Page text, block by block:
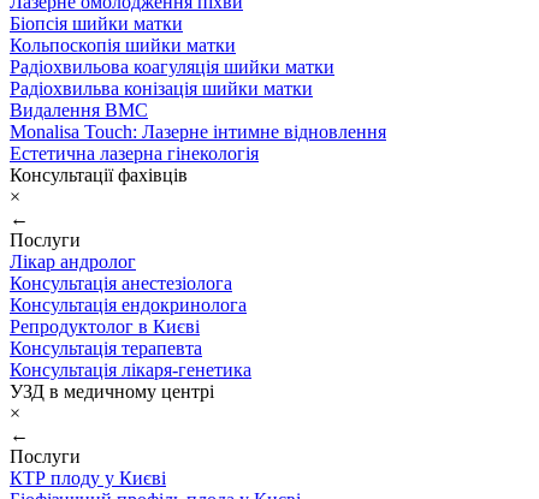
Біопсія шийки матки
Кольпоскопія шийки матки
Радіохвильова коагуляція шийки матки
Радіохвильва конізація шийки матки
Видалення ВМС
Monalisa Touch: Лазерне інтимне відновлення
Естетична лазерна гінекологія
Консультації фахівців
×
←
Послуги
Лікар андролог
Консультація анестезіолога
Консультація ендокринолога
Репродуктолог в Києві
Консультація терапевта
Консультація лікаря-генетика
УЗД в медичному центрі
×
←
Послуги
КТР плоду у Києві